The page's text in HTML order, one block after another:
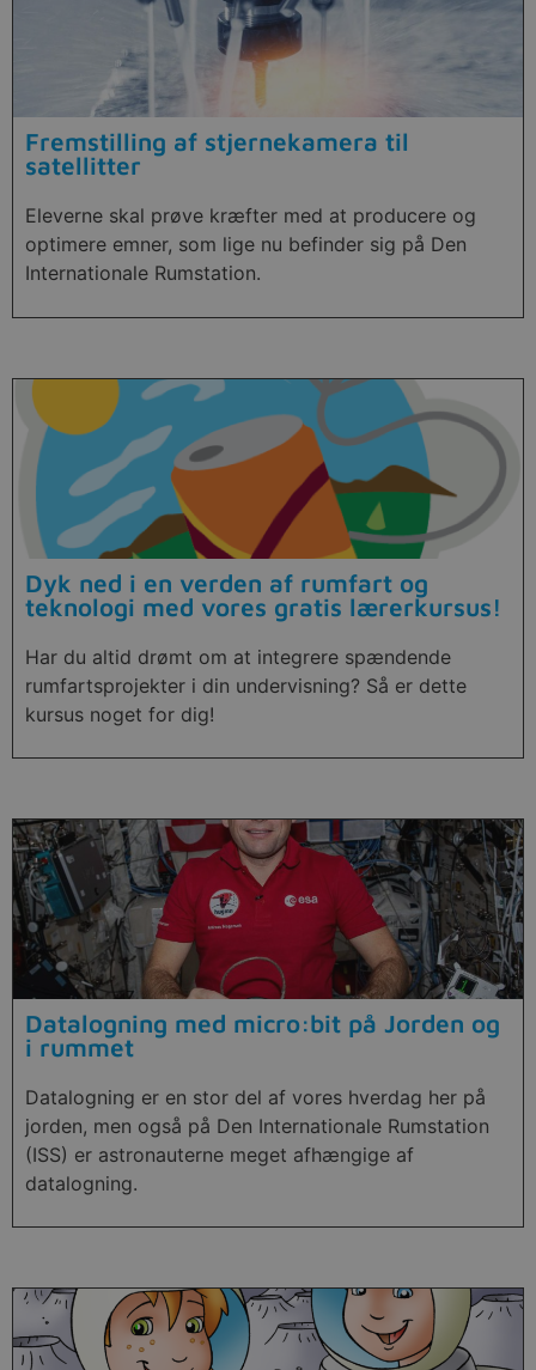
Fremstilling af stjernekamera til
satellitter
Eleverne skal prøve kræfter med at producere og
optimere emner, som lige nu befinder sig på Den
Internationale Rumstation.
Dyk ned i en verden af rumfart og
teknologi med vores gratis lærerkursus!
Har du altid drømt om at integrere spændende
rumfartsprojekter i din undervisning? Så er dette
kursus noget for dig!
Datalogning med micro:bit på Jorden og
i rummet
Datalogning er en stor del af vores hverdag her på
jorden, men også på Den Internationale Rumstation
(ISS) er astronauterne meget afhængige af
datalogning.